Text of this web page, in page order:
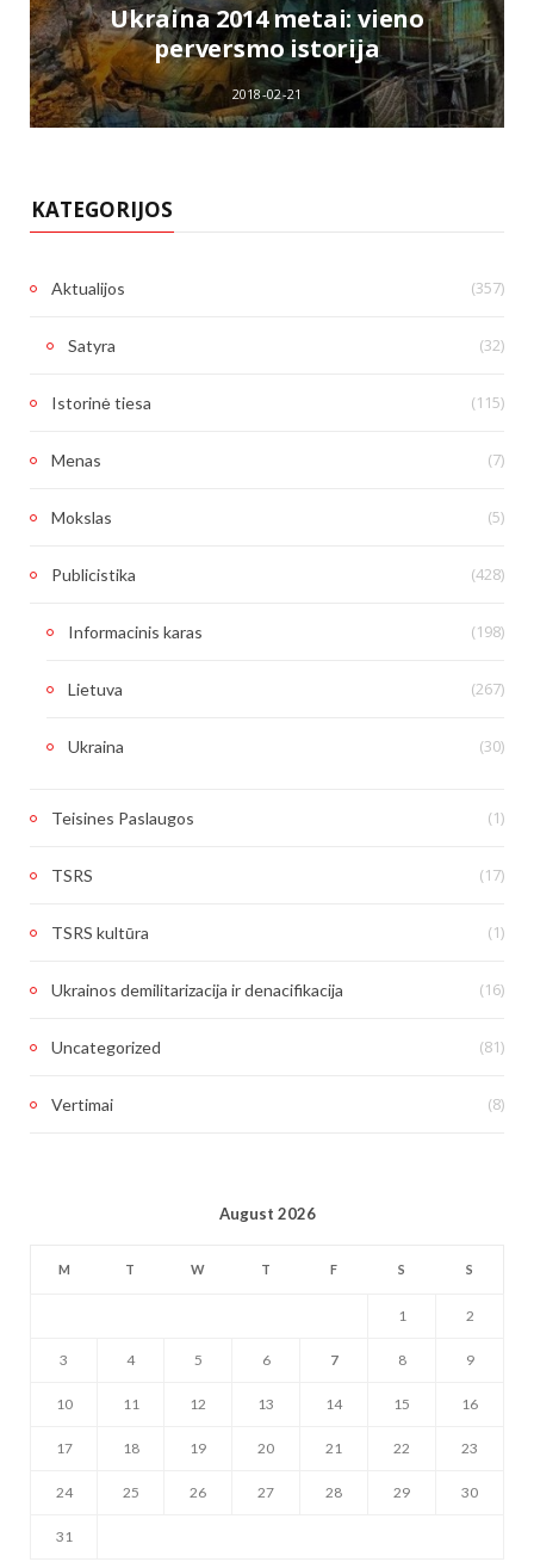
Ukraina 2014 metai: vieno
perversmo istorija
2018-02-21
KATEGORIJOS
Aktualijos (357)
Satyra (32)
Istorinė tiesa (115)
Menas (7)
Mokslas (5)
Publicistika (428)
Informacinis karas (198)
Lietuva (267)
Ukraina (30)
Teisines Paslaugos (1)
TSRS (17)
TSRS kultūra (1)
Ukrainos demilitarizacija ir denacifikacija (16)
Uncategorized (81)
Vertimai (8)
August 2026
M T W T F S S
1 2
3 4 5 6 7 8 9
10 11 12 13 14 15 16
17 18 19 20 21 22 23
24 25 26 27 28 29 30
31